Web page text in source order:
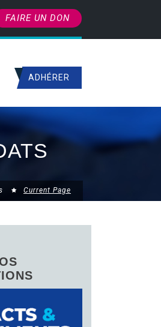
FAIRE UN DON
ADHÉRER
Current Page